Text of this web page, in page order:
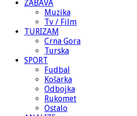
ZABAVA
Muzika
Tv / Film
TURIZAM
Crna Gora
Turska
SPORT
Fudbal
Košarka
Odbojka
Rukomet
Ostalo